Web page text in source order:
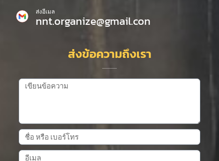
ส่งอีเมล
nnt.organize@gmail.con
ส่งข้อความถึงเรา